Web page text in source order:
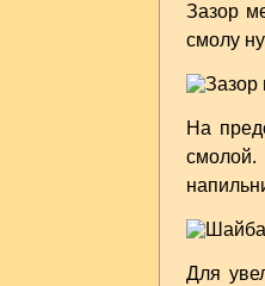
Зазор
смолу
На
смолой.
Для